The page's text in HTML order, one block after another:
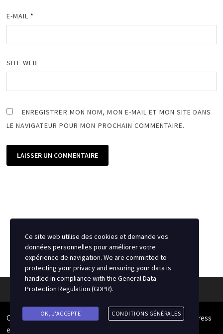
E-MAIL *
SITE WEB
ENREGISTRER MON NOM, MON E-MAIL ET MON SITE DANS
LE NAVIGATEUR POUR MON PROCHAIN COMMENTAIRE.
Copyright © 2026Source du Hockey. Alimenté parWordPress
et
Ce site web utilise des cookies et demande vos
données personnelles pour améliorer votre
expérience de navigation. We are committed to
protecting your privacy and ensuring your data is
handled in compliance with the General Data
Protection Regulation (GDPR).
OK, J'ACCEPTE CONDITIONS GÉNÉRALES